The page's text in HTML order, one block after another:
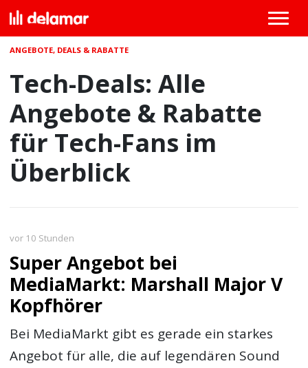
ANGEBOTE, DEALS & RABATTE
Tech-Deals: Alle
Angebote & Rabatte
für Tech-Fans im
Überblick
vor 10 Stunden
Super Angebot bei
MediaMarkt: Marshall Major V
Kopfhörer
Bei MediaMarkt gibt es gerade ein starkes
Angebot für alle, die auf legendären Sound